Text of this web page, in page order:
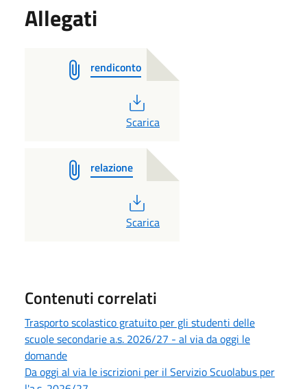
Allegati
rendiconto
PDF
Scarica
relazione
PDF
Scarica
Contenuti correlati
Trasporto scolastico gratuito per gli studenti delle
scuole secondarie a.s. 2026/27 - al via da oggi le
domande
Da oggi al via le iscrizioni per il Servizio Scuolabus per